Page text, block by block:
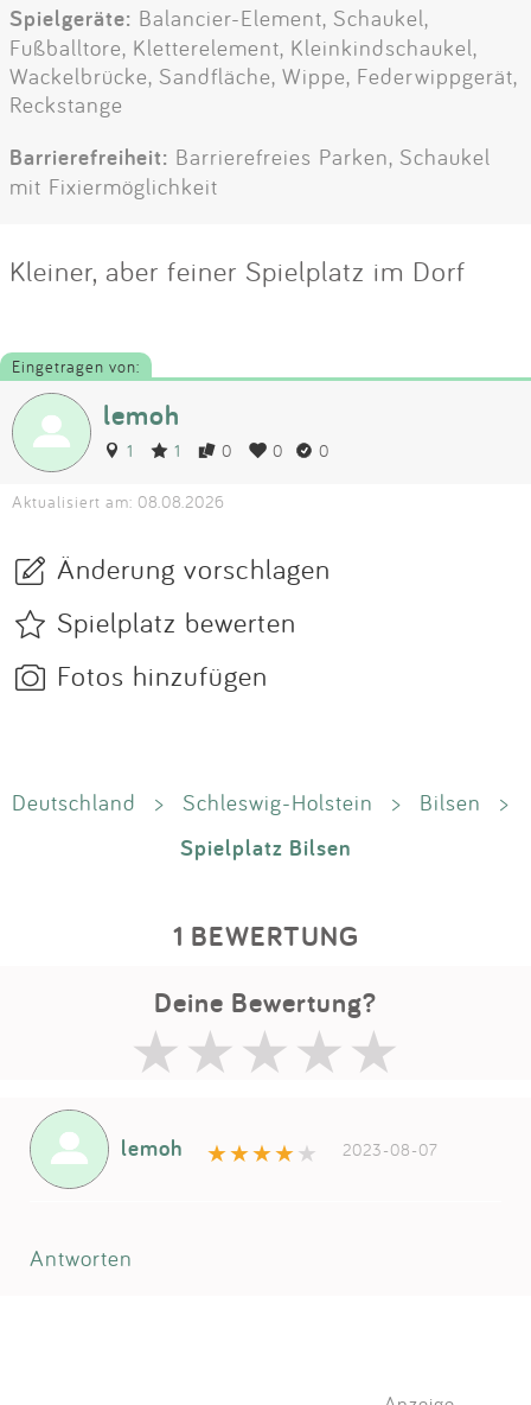
Spielgeräte: Balancier-Element, Schaukel,
Fußballtore, Kletterelement, Kleinkindschaukel,
Wackelbrücke, Sandfläche, Wippe, Federwippgerät,
Reckstange
Barrierefreiheit: Barrierefreies Parken, Schaukel
mit Fixiermöglichkeit
Kleiner, aber feiner Spielplatz im Dorf
Eingetragen von:
lemoh
1 1 0 0 0
Aktualisiert am: 08.08.2026
Änderung vorschlagen
Spielplatz bewerten
Fotos hinzufügen
Deutschland > Schleswig-Holstein > Bilsen >
Spielplatz Bilsen
1 BEWERTUNG
Deine Bewertung?
lemoh 2023-08-07
Antworten